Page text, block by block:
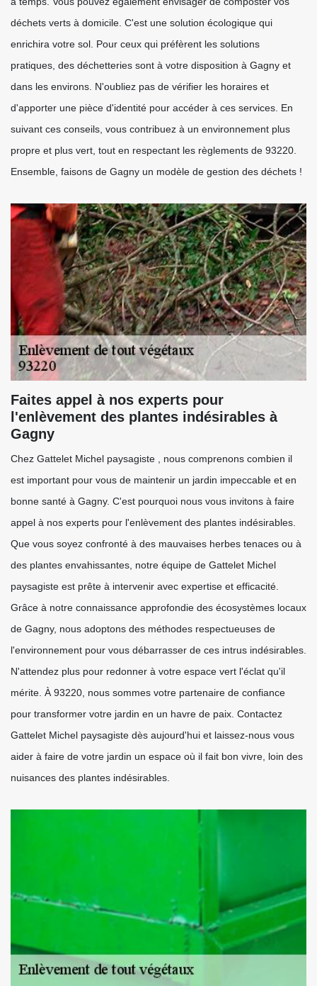
déchets verts à domicile. C'est une solution écologique qui
enrichira votre sol. Pour ceux qui préfèrent les solutions
pratiques, des déchetteries sont à votre disposition à Gagny et
dans les environs. N'oubliez pas de vérifier les horaires et
d'apporter une pièce d'identité pour accéder à ces services. En
suivant ces conseils, vous contribuez à un environnement plus
propre et plus vert, tout en respectant les règlements de 93220.
Ensemble, faisons de Gagny un modèle de gestion des déchets !
Faites appel à nos experts pour
l'enlèvement des plantes indésirables à
Gagny
Chez Gattelet Michel paysagiste , nous comprenons combien il
est important pour vous de maintenir un jardin impeccable et en
bonne santé à Gagny. C'est pourquoi nous vous invitons à faire
appel à nos experts pour l'enlèvement des plantes indésirables.
Que vous soyez confronté à des mauvaises herbes tenaces ou à
des plantes envahissantes, notre équipe de Gattelet Michel
paysagiste est prête à intervenir avec expertise et efficacité.
Grâce à notre connaissance approfondie des écosystèmes locaux
de Gagny, nous adoptons des méthodes respectueuses de
l'environnement pour vous débarrasser de ces intrus indésirables.
N'attendez plus pour redonner à votre espace vert l'éclat qu'il
mérite. À 93220, nous sommes votre partenaire de confiance
pour transformer votre jardin en un havre de paix. Contactez
Gattelet Michel paysagiste dès aujourd'hui et laissez-nous vous
aider à faire de votre jardin un espace où il fait bon vivre, loin des
nuisances des plantes indésirables.